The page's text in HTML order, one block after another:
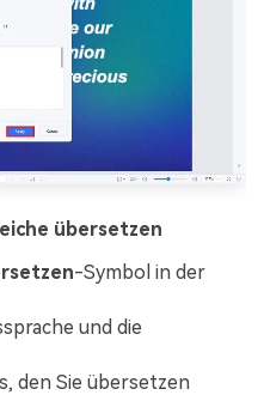
übersetzen
-Symbol in der
und die
den Sie übersetzen